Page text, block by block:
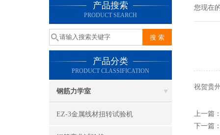
产品搜索
PRODUCT SEARCH
产品分类
PRODUCT CLASSIFICATION
钢筋力学室
EZ-3金属线材扭转试验机
您现在
祝贺贵
上一篇
下一篇